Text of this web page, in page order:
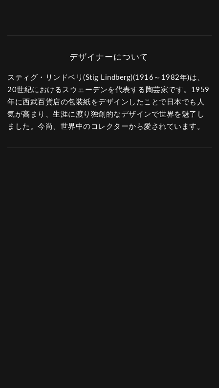
スティグ・リンドベリ(Stig Lindberg)(1916～1982年)は、
20世紀におけるスウェーデンを代表する陶芸家です。1959
年に西武百貨店の包装紙をデザインしたことで日本でも人
気が高まり、生涯に渡り独創的なデザインで世界を魅了し
ました。今尚、世界中のコレクターから愛されています。